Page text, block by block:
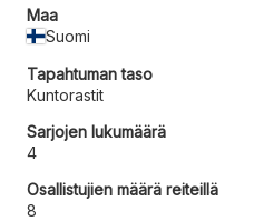
Maa
Suomi
Tapahtuman taso
Kuntorastit
Sarjojen lukumäärä
4
Osallistujien määrä reiteillä
8